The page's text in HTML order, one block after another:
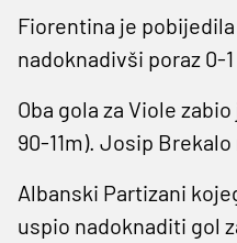
Fiorentina je
nadoknadivši poraz 0-
Oba gola za Viole zabio
90-11m). Josip
Albanski Partizani
uspio nadoknaditi gol